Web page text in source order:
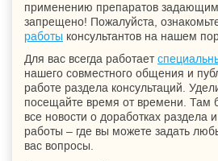
применению препаратов
запрещено! Пожалуйста,
работы консультантов на нашем
Для вас всегда работает
нашего совместного общения и
работе раздела консультаций.
посещайте время от времени. Там
все новости о доработках раздела
работы – где вы можете задать
вас вопросы.